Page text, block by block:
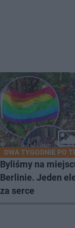
DWA TYGODNIE PO
Byliśmy na
Berlinie. Jeden
za serce